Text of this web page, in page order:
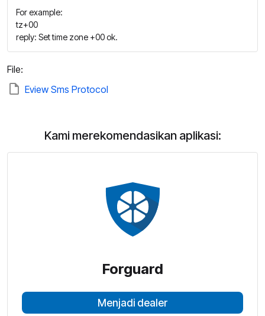
For example:
tz+00
reply: Set time zone +00 ok.
File:
Eview Sms Protocol
Kami merekomendasikan aplikasi:
Forguard
Menjadi dealer